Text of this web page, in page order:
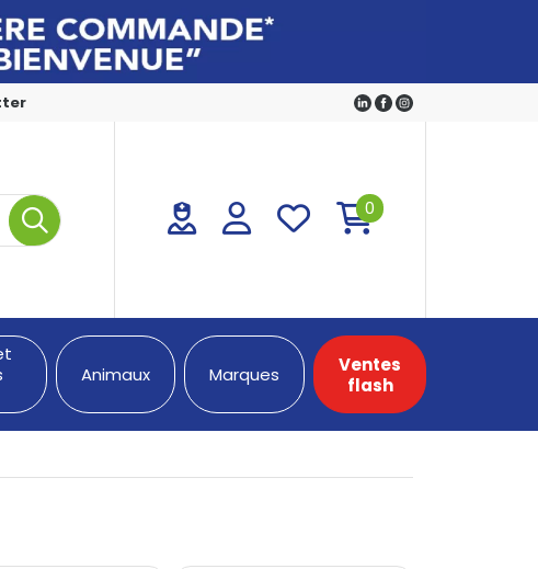
0
Animaux Marques
Ventes
flash